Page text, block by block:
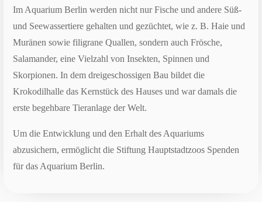
Im Aquarium Berlin werden nicht nur Fische und andere Süß-
und Seewassertiere gehalten und gezüchtet, wie z. B. Haie und
Muränen sowie filigrane Quallen, sondern auch Frösche,
Salamander, eine Vielzahl von Insekten, Spinnen und
Skorpionen. In dem dreigeschossigen Bau bildet die
Krokodilhalle das Kernstück des Hauses und war damals die
erste begehbare Tieranlage der Welt.
Um die Entwicklung und den Erhalt des Aquariums
abzusichern, ermöglicht die Stiftung Hauptstadtzoos Spenden
für das Aquarium Berlin.